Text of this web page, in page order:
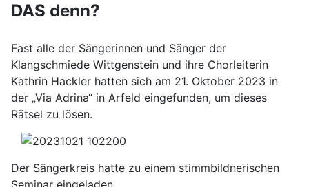
DAS denn?
Fast alle der Sängerinnen und Sänger der
Klangschmiede Wittgenstein und ihre Chorleiterin
Kathrin Hackler hatten sich am 21. Oktober 2023 in
der „Via Adrina“ in Arfeld eingefunden, um dieses
Rätsel zu lösen.
Der Sängerkreis hatte zu einem stimmbildnerischen
Seminar eingeladen.